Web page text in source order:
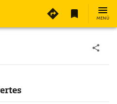
MENÜ